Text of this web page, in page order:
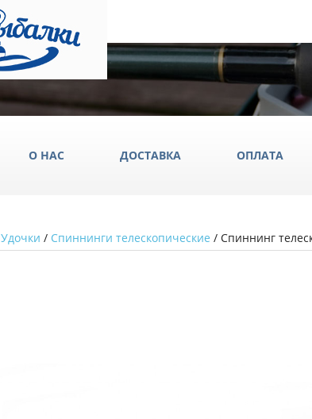
Грузила
О НАС ДОСТАВКА ОПЛАТА
Удочки / Спиннинги телескопические / Спиннинг